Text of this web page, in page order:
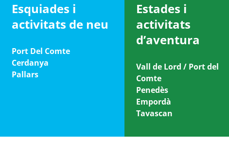
Esquiades i
activitats de neu
Port Del Comte
Cerdanya
Pallars
Estades i
activitats
d’aventura
Vall de Lord / Port del
Comte
Penedès
Empordà
Tavascan